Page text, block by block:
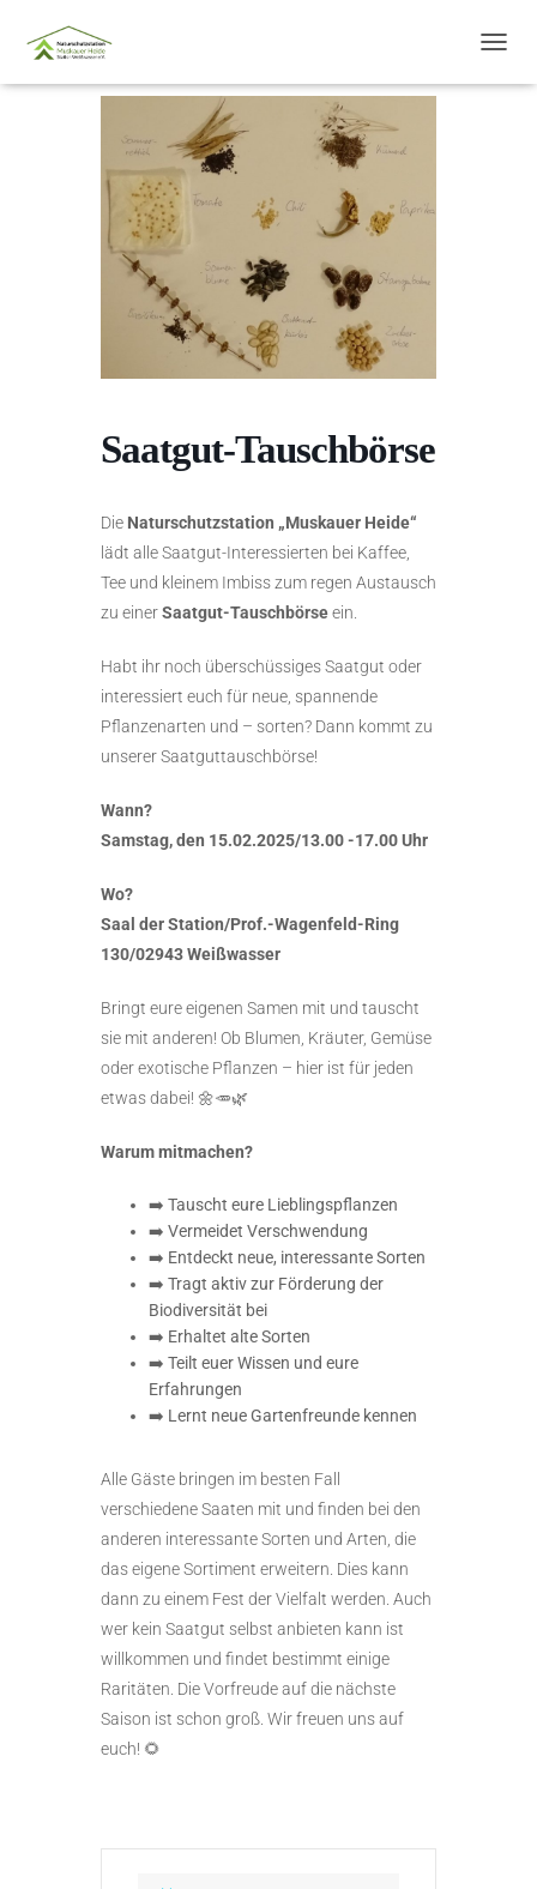
A
Saatgut-Tauschbörse
Die Naturschutzstation „Muskauer Heide“
lädt alle Saatgut-Interessierten bei Kaffee,
Tee und kleinem Imbiss zum regen Austausch
zu einerSaatgut-Tauschbörseein.
Habt ihr noch überschüssiges Saatgut oder
interessiert euch für neue, spannende
Pflanzenarten und – sorten? Dann kommt zu
unserer Saatguttauschbörse!
Wann?
Samstag, den 15.02.2025/13.00 -17.00 Uhr
Wo?
Saal der Station/Prof.-Wagenfeld-Ring
130/02943 Weißwasser
Bringt eure eigenen Samen mit und tauscht
sie mit anderen! Ob Blumen, Kräuter, Gemüse
oder exotische Pflanzen – hier ist für jeden
etwas dabei! 🌼🥕🌿
Warum mitmachen?
➡️ Tauscht eure Lieblingspflanzen
➡️ Vermeidet Verschwendung
➡️ Entdeckt neue, interessante Sorten
➡️ Tragt aktiv zur Förderung der
Biodiversität bei
➡️ Erhaltet alte Sorten
➡️ Teilt euer Wissen und eure
Erfahrungen
➡️ Lernt neue Gartenfreunde kennen
Alle Gäste bringen im besten Fall
verschiedene Saaten mit und finden bei den
anderen interessante Sorten und Arten, die
das eigene Sortiment erweitern. Dies kann
dann zu einem Fest der Vielfalt werden. Auch
wer kein Saatgut selbst anbieten kann ist
willkommen und findet bestimmt einige
Raritäten. Die Vorfreude auf die nächste
Saison ist schon groß. Wir freuen uns auf
euch! 🌻